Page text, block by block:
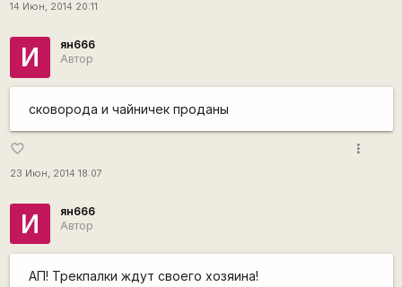
14 Июн, 2014 20:11
И
ян666
Автор
сковорода и чайничек проданы
favorite_border
23 Июн, 2014 18:07
more_vert
И
ян666
Автор
АП! Трекпалки ждут своего хозяина!